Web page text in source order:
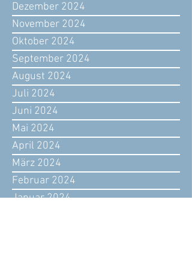
Dezember 2024
November 2024
Oktober 2024
September 2024
August 2024
Juli 2024
Juni 2024
Mai 2024
April 2024
März 2024
Februar 2024
Januar 2024